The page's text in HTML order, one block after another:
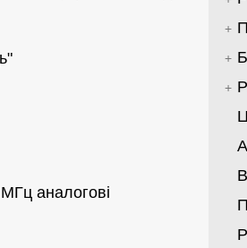
аналогові